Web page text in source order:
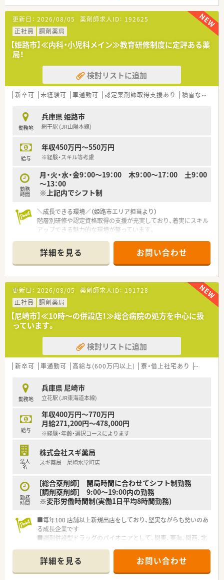
【求人情報について】
■正社員として年収450万円から600万円を想定していますが、
経験やスキル次第では600万円以上も相談可能です。
■平日の9時から18時までの固定時間勤務となっており、生活の
リズムを整えやすくプライベートも充実できます。
る福利厚生が充実しており安心して長く働けます。
【想定される業務内容】
■総合病院からの処方箋をもとに、調剤や監査、患者様への丁寧
■各店舗に配置された健康機器の活用や、自社開発の健康食品の
ご案内など、未病や予防に貢献する業務も行います。
■一人一台のiPad貸与や全店での監査システム導入など、最新の
【職場環境と雰囲気】
社後も手厚いフォローアップ体制が整っています。
■従業員の意見を大切にする風通しの良い社風であり、社員が提
案した企画による独自の福利厚生制度も存在します。
化に合わせて男女問わず働きやすい環境が魅力です。
更新日： 2026/08/05 薬剤師求人ID： 192625
正社員
調剤薬局
【姫路市】≪内科・小児科メイン≫教育研修制度に定評ある薬
局！
検討リストに追加
新卒可 未経験可 車通勤可 認定薬剤師取得支援あり 積雪なし
勤務地
兵庫県 姫路市
網干駅 (JR山陽本線)
給与
年収450万円～550万円
※経験・スキル等考慮
勤務
時間
月・火・水・金9：00～19：00 木9：00～17：00 土9：00
～13：00
※上記内でシフト制
＼成長できる環境／（姫路市エリア担当より）
階層別研修や認定資格取得の支援が充実しており、着実にスキル
アップできる魅力的な環境が整っています。
【店舗情報と応需状況について】
■最寄り駅である網干駅から通勤可能であり、近隣の患者様が多
く訪れる地域に密着した温かい雰囲気の店舗です。
■応需科目は内科と小児科となっており、処方箋の応需枚数は1
日あたり50枚から60枚程度を想定しております。
■勤務体制は薬剤師の正社員1名とパート3名に加え、事務員が
常時2名在籍しており協力して業務を行っています。
【法人特徴について】
■姫路市を中心に25店舗以上をドミナント展開しており、地域
に根ざした医療を提供し続けている安定した企業です。
■転居を伴う異動がないため、一つの地域で腰を据えて長く働き
続けることができる安心のキャリア形成が可能です。
■オンライン服薬指導の導入や健康ステーションの運営など、常
【職場環境と雰囲気】
■直近の離職率が2.4パーセントと非常に低く、正社員の平均勤
続年数も8年と長く定着率の高い働きやすい環境が自慢です。
■スタッフ同士が互いを尊重し合うおもてなしの心が根付いて
おり、チームワークを大切にする温かい雰囲気が広がっていま
す。
が活発であり、目的達成に向けて日々前向きに取り組んでいま
す。
【こんな方が活躍中】
■患者様の健康を第一に考え、自ら積極的にコミュニケーション
を取りながら丁寧な服薬指導を行うスタッフが多く活躍してい
■産休や育休から復帰して短時間勤務制度を活用しながら、子育
てと仕事を両立させている女性スタッフが多数在籍しておりま
す。
す。
詳細を見る お問い合わせ
更新日： 2026/08/05 薬剤師求人ID： 191728
正社員
調剤薬局
【尼崎市】≪10時～の併設店！≫総合病院の処方を中心に扱
っています。
検討リストに追加
新卒可 車通勤可 高給与(600万円以上) 寮・借上社宅あり 教育制度
勤務地
兵庫県 尼崎市
立花駅 (JR東海道本線)
給与
年収400万円～770万円
月給271,200円～478,000円
※経験・年齢・選択コースによります
法人
名
株式会社スギ薬局
スギ薬局 尼崎水堂町店
勤務
時間
[総合薬剤師] 開局時間に合わせてシフト制勤務
[調剤薬剤師] 9:00～19:00内の勤務
※変形労働時間制(実働1日平均8時間勤務)
■毎年100 店舗以上新規出店をしており、堅実ながらも勢いのあ
る成長企業です
■調剤併設型ドラッグのパイオニアとして、関東、東海、関西、北
■研修制度は様々なプランがあり、集合研修だけでなく任意で受
講可能な研修も幅広く用意されています
■店舗で活躍する従業員、社外で活躍する従業員、将来経営幹部
詳細を見る お問い合わせ